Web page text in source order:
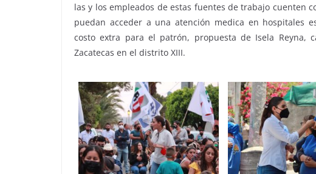
las y los empleados de estas fuentes de trabajo cuenten
puedan acceder a una atención medica en hospitales
costo extra para el patrón, propuesta de Isela
Zacatecas en el distrito XIII.